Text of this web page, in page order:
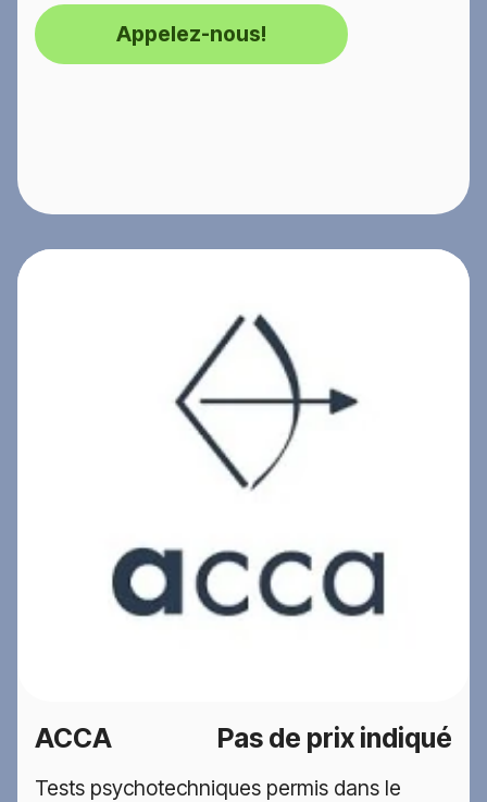
Appelez-nous!
ACCA Pas de prix indiqué
Tests psychotechniques permis dans le